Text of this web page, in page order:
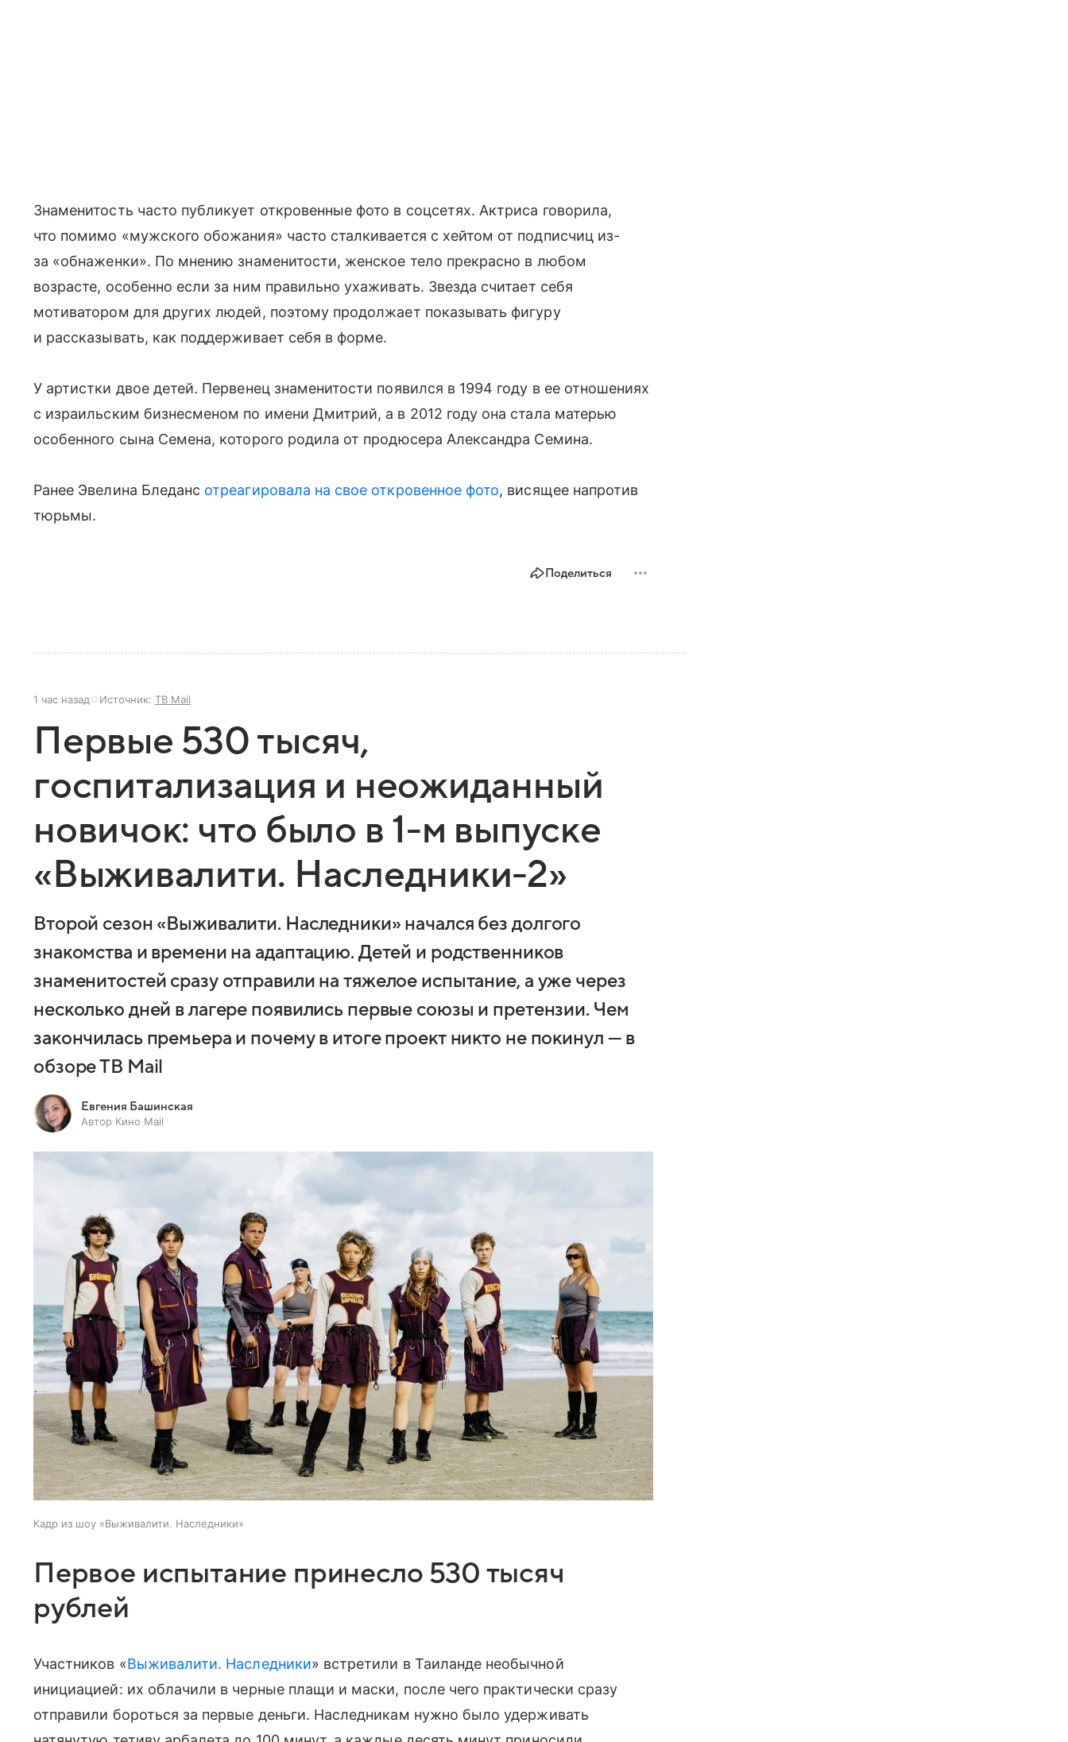
Знаменитость часто публикует откровенные фото в соцсетях. Актриса говорила,
что помимо «мужского обожания» часто сталкивается с хейтом от подписчиц из-
за «обнаженки». По мнению знаменитости, женское тело прекрасно в любом
возрасте, особенно если за ним правильно ухаживать. Звезда считает себя
мотиватором для других людей, поэтому продолжает показывать фигуру
и рассказывать, как поддерживает себя в форме.
У артистки двое детей. Первенец знаменитости появился в 1994 году в ее отношениях
с израильским бизнесменом по имени Дмитрий, а в 2012 году она стала матерью
особенного сына Семена, которого родила от продюсера Александра Семина.
Ранее Эвелина Бледанс отреагировала на свое откровенное фото, висящее напротив
тюрьмы.
Поделиться
1 час назад Источник: ТВ Mail
Первые 530 тысяч,
госпитализация и неожиданный
новичок: что было в 1-м выпуске
«Выживалити. Наследники-2»
Второй сезон «Выживалити. Наследники» начался без долгого
знакомства и времени на адаптацию. Детей и родственников
знаменитостей сразу отправили на тяжелое испытание, а уже через
несколько дней в лагере появились первые союзы и претензии. Чем
закончилась премьера и почему в итоге проект никто не покинул — в
обзоре ТВ Mail
Евгения Башинская
Автор Кино Mail
Кадр из шоу «Выживалити. Наследники»
Первое испытание принесло 530 тысяч
рублей
Участников «Выживалити. Наследники» встретили в Таиланде необычной
инициацией: их облачили в черные плащи и маски, после чего практически сразу
отправили бороться за первые деньги. Наследникам нужно было удерживать